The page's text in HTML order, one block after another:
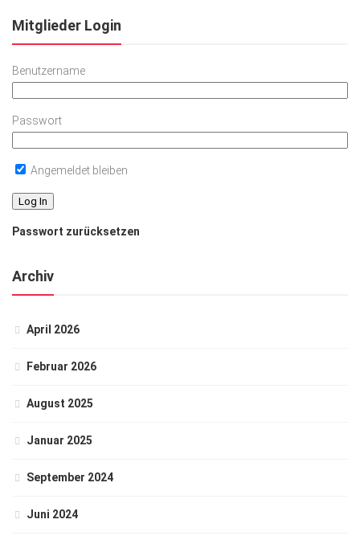
Mitglieder Login
Benutzername
Passwort
Angemeldet bleiben
Passwort zurücksetzen
Archiv
April 2026
Februar 2026
August 2025
Januar 2025
September 2024
Juni 2024